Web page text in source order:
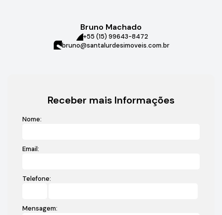
Bruno Machado
+55 (15) 99643-8472
bruno@santalurdesimoveis.com.br
Receber mais Informações
Nome:
Email:
Telefone:
Mensagem: